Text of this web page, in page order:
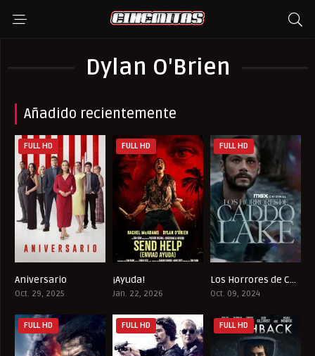
Dylan O'Brien
Añadido recientemente
FULL HD
Aniversario
Oct. 29, 2025
FULL HD
¡Ayuda!
Jan. 22, 2026
6.9
FULL HD
Los Horrores de Caddo Lake
Oct. 09, 2024
FULL HD FULL HD FULL HD